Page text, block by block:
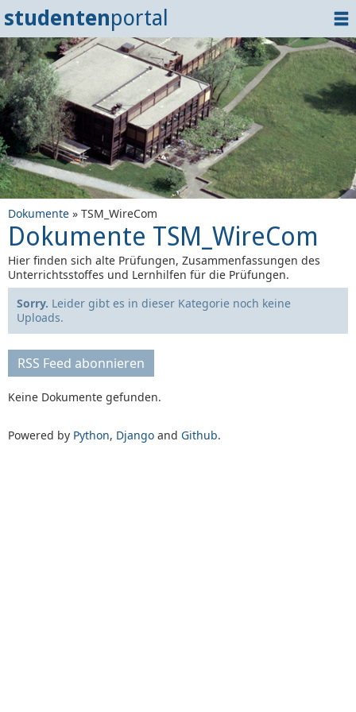
studentenportal
Home
Dokumente
Events
? Tipps
Login
Dokumente » TSM_WireCom
Dokumente TSM_WireCom
Hier finden sich alte Prüfungen, Zusammenfassungen des
Unterrichtsstoffes und Lernhilfen für die Prüfungen.
Sorry. Leider gibt es in dieser Kategorie noch keine
Uploads.
RSS Feed abonnieren
Keine Dokumente gefunden.
Powered by Python, Django and Github.